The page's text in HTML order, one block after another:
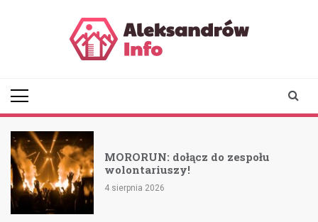
MORORUN: dołącz do zespołu
wolontariuszy!
4 sierpnia 2026